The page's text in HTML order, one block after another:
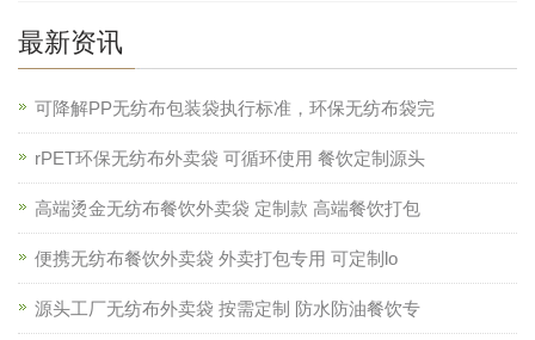
最新资讯
可降解PP无纺布包装袋执行标准，环保无纺布袋完
rPET环保无纺布外卖袋 可循环使用 餐饮定制源头
高端烫金无纺布餐饮外卖袋 定制款 高端餐饮打包
便携无纺布餐饮外卖袋 外卖打包专用 可定制lo
源头工厂无纺布外卖袋 按需定制 防水防油餐饮专